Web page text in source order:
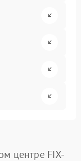
центре FIX-